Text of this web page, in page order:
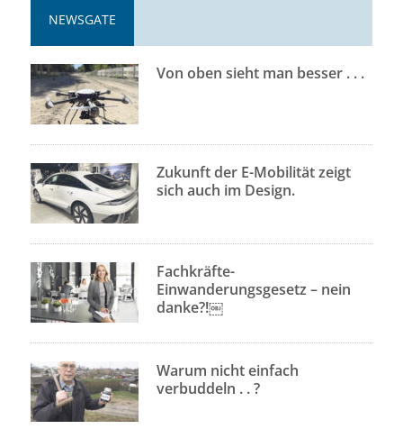
NEWSGATE
Von oben sieht man besser . . .
Zukunft der E-Mobilität zeigt
sich auch im Design.
Fachkräfte-
Einwanderungsgesetz – nein
danke?!￼
Warum nicht einfach
verbuddeln . . ?